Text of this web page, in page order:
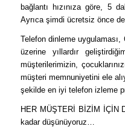
bağlantı hızınıza göre, 5
Ayrıca şimdi ücretsiz önce
Telefon dinleme
üzerine yıllardır
müşterilerimizin,
müşteri memnuniyetini ele
şekilde en iyi telefon izleme
HER MÜŞTERİ BİZİM İÇİN
kadar düşünüyoruz…